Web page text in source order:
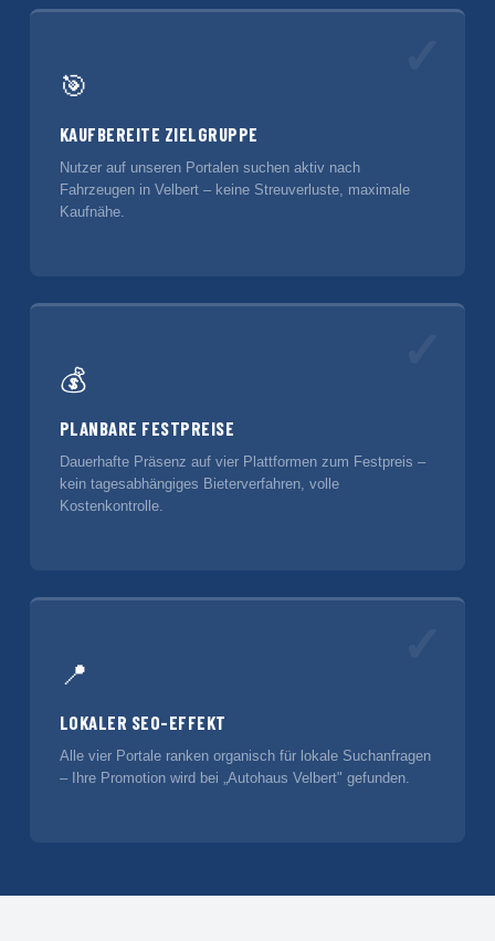
🎯
KAUFBEREITE ZIELGRUPPE
Nutzer auf unseren Portalen suchen aktiv nach
Fahrzeugen in Velbert – keine Streuverluste, maximale
Kaufnähe.
💰
PLANBARE FESTPREISE
Dauerhafte Präsenz auf vier Plattformen zum Festpreis –
kein tagesabhängiges Bieterverfahren, volle
Kostenkontrolle.
📍
LOKALER SEO-EFFEKT
Alle vier Portale ranken organisch für lokale Suchanfragen
– Ihre Promotion wird bei „Autohaus Velbert" gefunden.